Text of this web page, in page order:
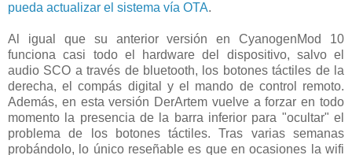
pueda actualizar el sistema vía OTA.
Al igual que su anterior versión en CyanogenMod 10
funciona casi todo el hardware del dispositivo, salvo el
audio SCO a través de bluetooth, los botones táctiles de la
derecha, el compás digital y el mando de control remoto.
Además, en esta versión DerArtem vuelve a forzar en todo
momento la presencia de la barra inferior para "ocultar" el
problema de los botones táctiles. Tras varias semanas
probándolo, lo único reseñable es que en ocasiones la wifi